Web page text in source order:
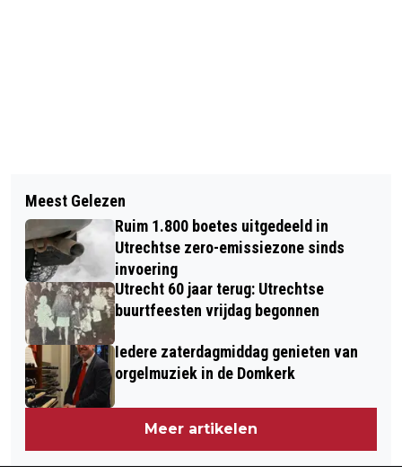
TOM WELLERDIECK TEKENT EERSTE
PROFCONTRACT
MOISA VERKUIJL SLUIT VOOR ÉÉN
SEIZOEN AAN BIJ FC UTRECHT
VROUWEN
Meest Gelezen
Ruim 1.800 boetes uitgedeeld in
Utrechtse zero-emissiezone sinds
invoering
Utrecht 60 jaar terug: Utrechtse
buurtfeesten vrijdag begonnen
Iedere zaterdagmiddag genieten van
orgelmuziek in de Domkerk
Meer artikelen